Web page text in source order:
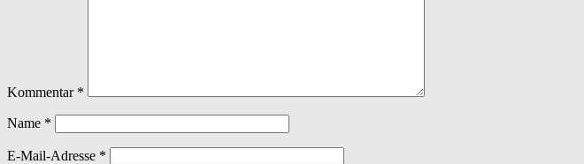
Kommentar *
Name *
E-Mail-Adresse *